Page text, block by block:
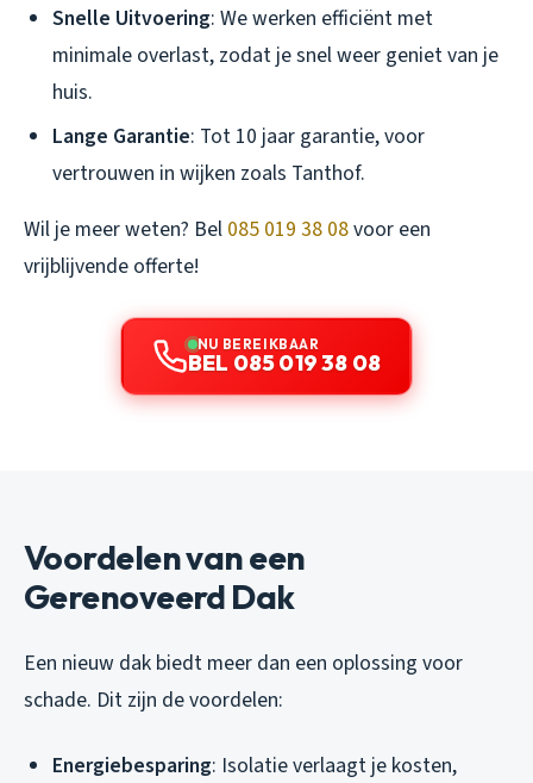
Snelle Uitvoering: We werken efficiënt met
minimale overlast, zodat je snel weer geniet van je
huis.
Lange Garantie: Tot 10 jaar garantie, voor
vertrouwen in wijken zoals Tanthof.
Wil je meer weten? Bel 085 019 38 08voor een
vrijblijvende offerte!
NU BEREIKBAAR
BEL 085 019 38 08
Voordelen van een
Gerenoveerd Dak
Een nieuw dak biedt meer dan een oplossing voor
schade. Dit zijn de voordelen:
Energiebesparing: Isolatie verlaagt je kosten,